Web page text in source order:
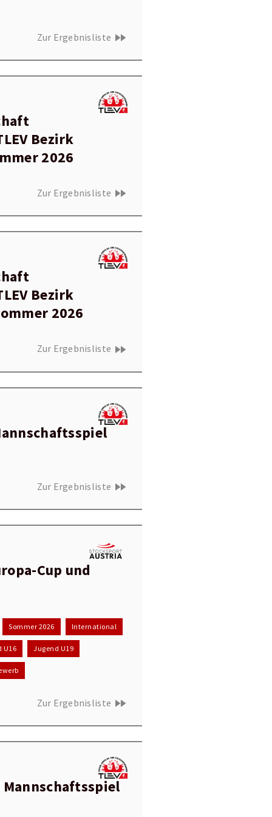
Zur Ergebnisliste fast_forward
Bezirk
2026
Zur Ergebnisliste fast_forward
Bezirk
2026
Zur Ergebnisliste fast_forward
Zur Ergebnisliste fast_forward
Cup und
Sommer 2026 International
U16 Jugend U19
Zur Ergebnisliste fast_forward
Mannschaftsspiel